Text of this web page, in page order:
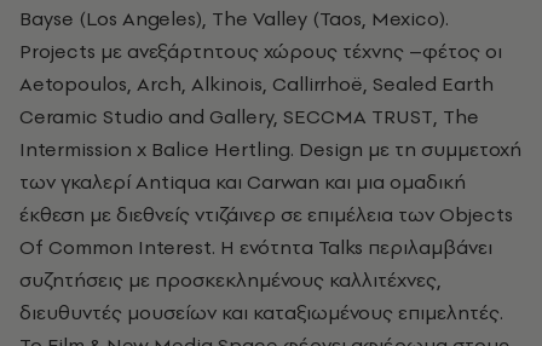
Bayse (Los Angeles), The Valley (Taos, Mexico).
Projects με ανεξάρτητους χώρους τέχνης –φέτος οι
Aetopoulos, Arch, Alkinois, Callirrhoë, Sealed Earth
Ceramic Studio and Gallery, SECCMA TRUST, The
Intermission x Balice Hertling. Design με τη συμμετοχή
των γκαλερί Αntiqua και Carwan και μια ομαδική
έκθεση με διεθνείς ντιζάινερ σε επιμέλεια των Objects
Of Common Interest. Η ενότητα Talks περιλαμβάνει
συζητήσεις με προσκεκλημένους καλλιτέχνες,
διευθυντές μουσείων και καταξιωμένους επιμελητές.